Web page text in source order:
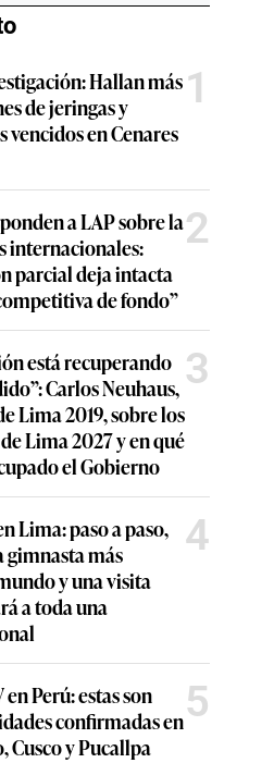
Hallan más
de jeringas y
en Cenares
1
a LAP sobre la
internacionales:
parcial deja intacta
de fondo”
2
está recuperando
Carlos Neuhaus,
Lima 2019, sobre los
Lima 2027 y en qué
el Gobierno
3
Lima: paso a paso,
gimnasta más
y una visita
a toda una
4
Perú: estas son
confirmadas en
Cusco y Pucallpa
5